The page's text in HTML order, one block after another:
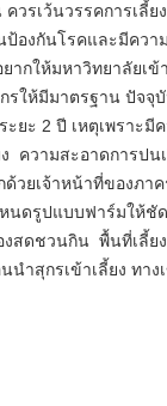
วรเว้นวรรคการเลี้ย
ป้องกันโรคและมีคว
กให้มหาวิทยาลัยเข้
รให้มีมาตรฐาน ปัจจุ
ยะ 2 ปี เหตุเพราะมี
ความสะอาดการปน
วยเจ้าหน้าที่ของภา
นดรูปแบบฟาร์มให้ชั
งสดชวนกิน พื้นที่เลี้ย
สุกรเข้าเลี้ยง ทาง